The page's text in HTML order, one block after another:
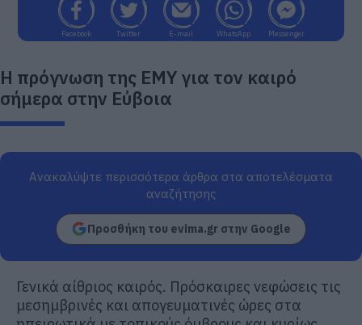
Facebook Twitter E-mail WhatsApp Messenger
Η πρόγνωση της ΕΜΥ για τον καιρό
σήμερα στην Εύβοια
Ανακαλύψτε περισσότερα άρθρα στα αποτελέσματα
αναζήτησης
Προσθήκη του evima.gr στην Google
Γενικά αίθριος καιρός. Πρόσκαιρες νεφώσεις τις
μεσημβρινές και απογευματινές ώρες στα